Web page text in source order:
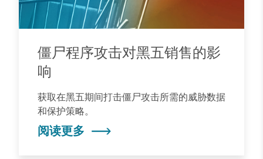
僵尸程序攻击对黑五销售的影
响
获取在黑五期间打击僵尸攻击所需的威胁数据
和保护策略。
阅读更多